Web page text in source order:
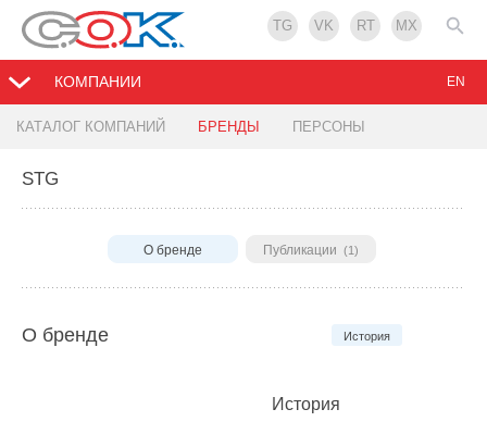
TG VK RT MX
КОМПАНИИ
КАТАЛОГ КОМПАНИЙ БРЕНДЫ ПЕРСОНЫ
EN
STG
О бренде Публикации (1)
О бренде История
История